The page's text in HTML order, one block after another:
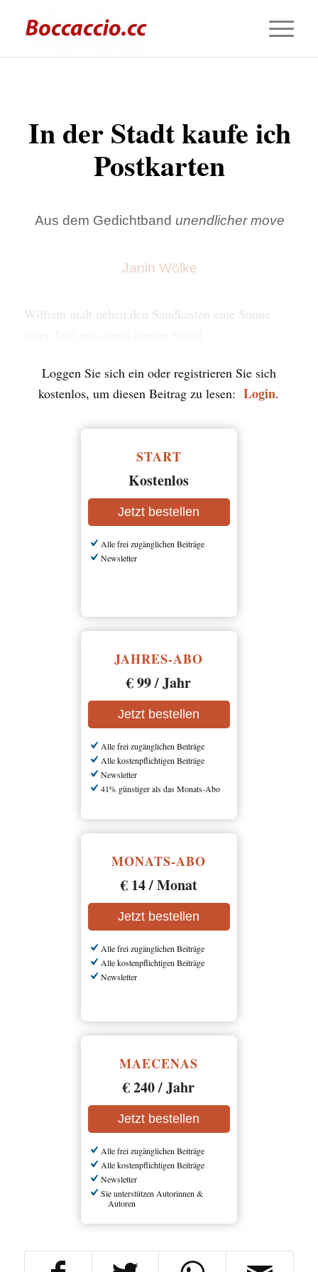
Loggen Sie sich ein oder registrieren Sie sich
kostenlos, um diesen Beitrag zu lesen:Login.
START
Kostenlos
Jetzt bestellen
Alle frei zugänglichen Beiträge
Newsletter
JAHRES-ABO
€ 99 / Jahr
Jetzt bestellen
Alle frei zugänglichen Beiträge
Alle kostenpflichtigen Beiträge
Newsletter
41% günstiger als das Monats-Abo
MONATS-ABO
€ 14 / Monat
Jetzt bestellen
Alle frei zugänglichen Beiträge
Alle kostenpflichtigen Beiträge
Newsletter
MAECENAS
€ 240 / Jahr
Jetzt bestellen
Alle frei zugänglichen Beiträge
Alle kostenpflichtigen Beiträge
Newsletter
Sie unterstützen Autorinnen &
Autoren